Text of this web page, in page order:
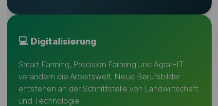
💻 Digitalisierung
Smart Farming, Precision Farming und Agrar-IT
verändern die Arbeitswelt. Neue Berufsbilder
entstehen an der Schnittstelle von Landwirtschaft
und Technologie.